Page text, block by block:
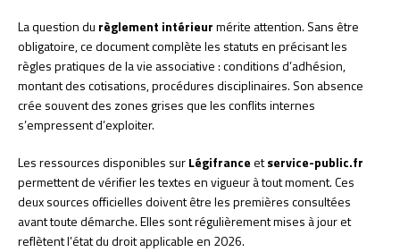
La question du règlement intérieurmérite attention. Sans être
obligatoire, ce document complète les statuts en précisant les
règles pratiques de la vie associative : conditions d’adhésion,
montant des cotisations, procédures disciplinaires. Son absence
crée souvent des zones grises que les conflits internes
s’empressent d’exploiter.
Les ressources disponibles surLégifranceetservice-public.fr
permettent de vérifier les textes en vigueur à tout moment. Ces
deux sources officielles doivent être les premières consultées
avant toute démarche. Elles sont régulièrement mises à jour et
reflètent l’état du droit applicable en 2026.